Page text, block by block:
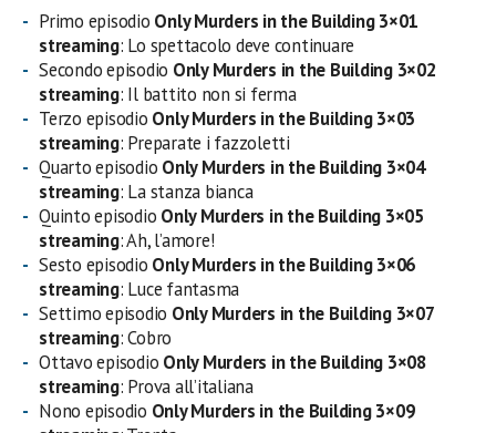
Primo episodio Only Murders in the Building 3×01
streaming: Lo spettacolo deve continuare
Secondo episodio Only Murders in the Building 3×02
streaming: Il battito non si ferma
Terzo episodio Only Murders in the Building 3×03
streaming: Preparate i fazzoletti
Quarto episodio Only Murders in the Building 3×04
streaming: La stanza bianca
Quinto episodio Only Murders in the Building 3×05
streaming: Ah, l’amore!
Sesto episodio Only Murders in the Building 3×06
streaming: Luce fantasma
Settimo episodio Only Murders in the Building 3×07
streaming: Cobro
Ottavo episodio Only Murders in the Building 3×08
streaming: Prova all’italiana
Nono episodio Only Murders in the Building 3×09